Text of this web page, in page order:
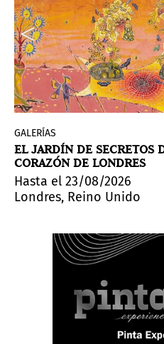
reflexionar sobre cómo
más de cincuenta
GALERÍAS
EL JARDÍN DE SECRETOS
CORAZÓN DE LONDRES
Hasta el 23/08/2026
Londres, Reino Unido